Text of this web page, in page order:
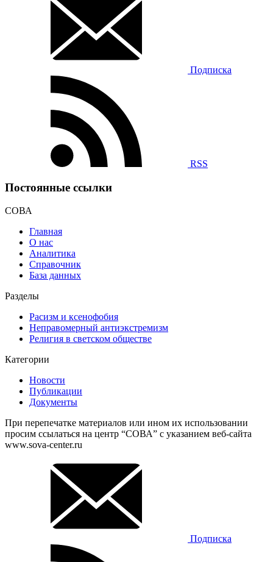
Подписка
RSS
Постоянные ссылки
СОВА
Главная
О нас
Аналитика
Справочник
База данных
Разделы
Расизм и ксенофобия
Неправомерный антиэкстремизм
Религия в светском обществе
Категории
Новости
Публикации
Документы
При перепечатке материалов или ином их использовании
просим ссылаться на центр “СОВА” с указанием веб-сайта
www.sova-center.ru
Подписка